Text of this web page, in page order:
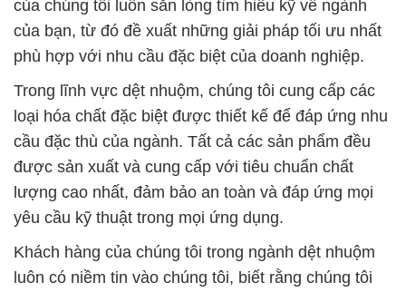
của chúng tôi luôn sẵn lòng tìm hiểu kỹ về ngành
của bạn, từ đó đề xuất những giải pháp tối ưu nhất
phù hợp với nhu cầu đặc biệt của doanh nghiệp.
Trong lĩnh vực dệt nhuộm, chúng tôi cung cấp các
loại hóa chất đặc biệt được thiết kế để đáp ứng nhu
cầu đặc thù của ngành. Tất cả các sản phẩm đều
được sản xuất và cung cấp với tiêu chuẩn chất
lượng cao nhất, đảm bảo an toàn và đáp ứng mọi
yêu cầu kỹ thuật trong mọi ứng dụng.
Khách hàng của chúng tôi trong ngành dệt nhuộm
luôn có niềm tin vào chúng tôi, biết rằng chúng tôi